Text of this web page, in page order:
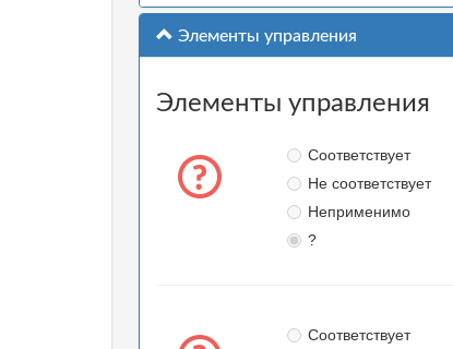
Элементы управления
Элементы управления
Соответствует
Не соответствует
Неприменимо
?
Соответствует